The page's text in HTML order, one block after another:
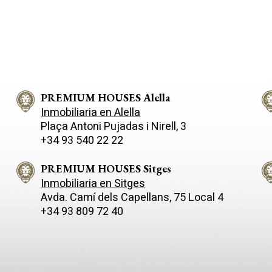
Jalpí en una plaza que hace
su nombre y donde se
casualmente un árbol de
al salón comedor que da
habitación en planta, un
cortesía, y una gran cocina
con acceso al hermoso
la primera planta se
3 habitaciones dobles, una
chimenea y una cocina
ambos con salida directa al
desde donde se pueden
unas vistas realmente
cálida y acogedora, con
madera renovado de estilo
vistas abiertas y una
comedor diario. Desde aquí
a una amplia despensa con
PREMIUM HOUSES Alella
Inmobiliaria en Alella
Plaça Antoni Pujadas i Nirell, 3
+34 93 540 22 22
PREMIUM HOUSES Sitges
Inmobiliaria en Sitges
Avda. Camí­ dels Capellans, 75 Local 4
+34 93 809 72 40